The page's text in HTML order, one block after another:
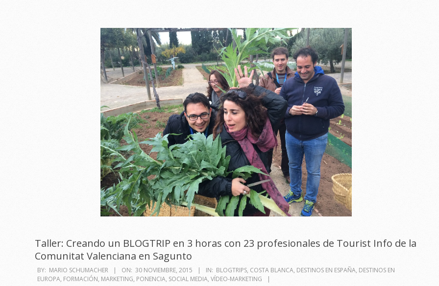
Taller: Creando un BLOGTRIP en 3 horas con 23 profesionales de Tourist Info de la
Comunitat Valenciana en Sagunto
2015-
11-
BY: MARIO SCHUMACHER ON: 30 NOVIEMBRE, 2015 IN: BLOGTRIPS, COSTA BLANCA, DESTINOS EN ESPAÑA, DESTINOS EN
EUROPA, FORMACIÓN, MARKETING, PONENCIA, SOCIAL MEDIA, VÍDEO-MARKETING